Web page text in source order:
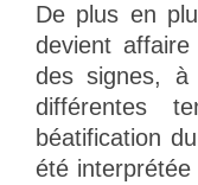
De plus en
devient
des signes, à
différentes
béatification
été